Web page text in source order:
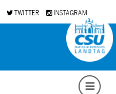
TWITTER INSTAGRAM